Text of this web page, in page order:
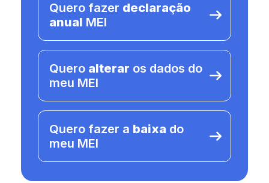
Quero fazer declaração
anual MEI
Quero alterar os dados do
meu MEI
Quero fazer a baixa do
meu MEI